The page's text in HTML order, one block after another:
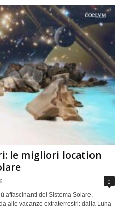
le migliori location
0
affascinanti del Sistema Solare,
alle vacanze extraterrestri: dalla Luna